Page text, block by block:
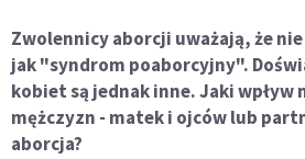
Zwolennicy aborcji uważają, że
jak "syndrom poaborcyjny".
kobiet są jednak inne. Jaki wpływ
mężczyzn - matek i ojców lub
aborcja?